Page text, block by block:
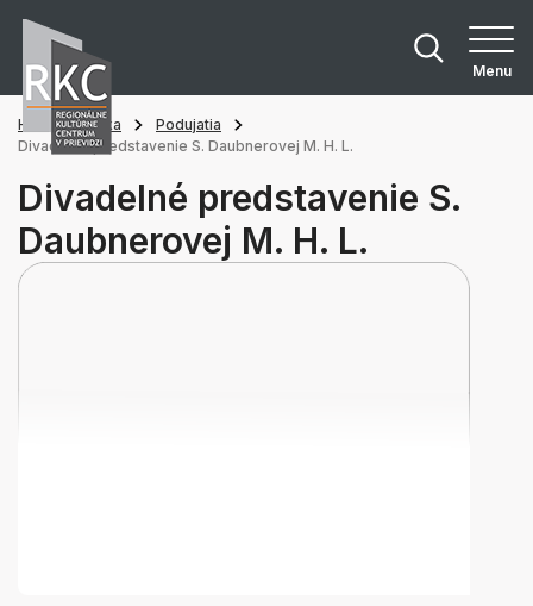
Menu
Hlavná stránka
Podujatia
Divadelné predstavenie S. Daubnerovej M. H. L.
Divadelné predstavenie S.
Daubnerovej M. H. L.